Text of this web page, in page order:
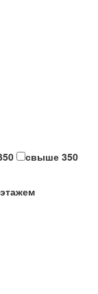
свыше 350